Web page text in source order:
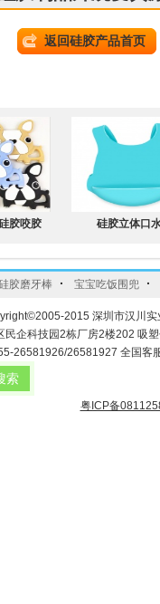
返回硅胶产品首页
胶咬胶 硅胶立体口
胶磨牙棒 · 宝宝吃饭围兜 ·
2015 深圳市汉川
企科技园2栋厂房2楼202 吸
26581926/26581927 全国客
粤ICP备